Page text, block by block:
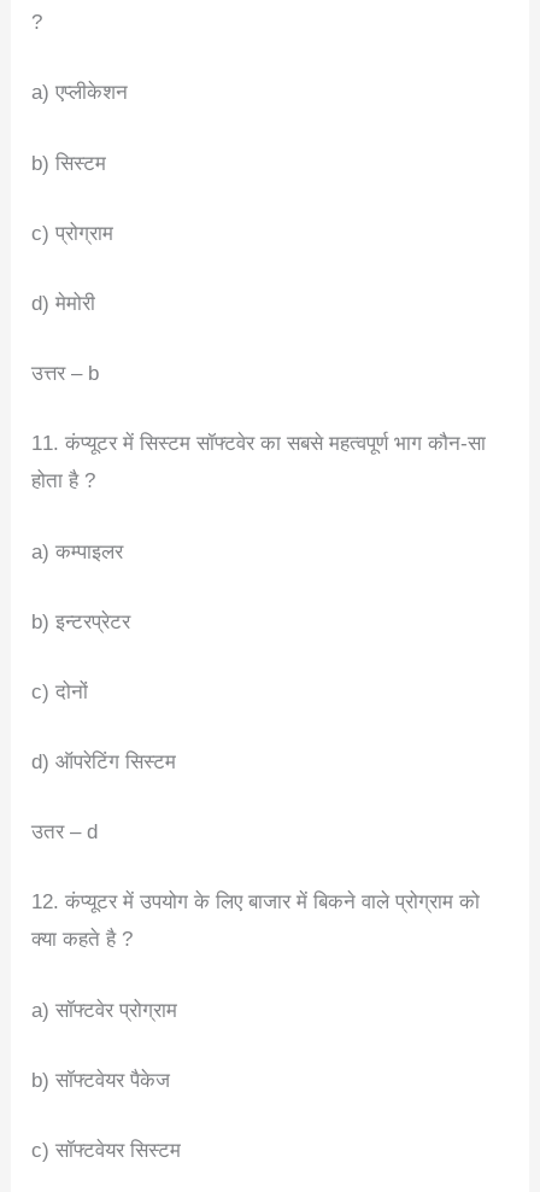
?
a) एप्लीकेशन
b) सिस्टम
c) प्रोग्राम
d) मेमोरी
उत्तर – b
11. कंप्यूटर में सिस्टम सॉफ्टवेर का सबसे महत्वपूर्ण भाग कौन-सा
होता है ?
a) कम्पाइलर
b) इन्टरप्रेटर
c) दोनों
d) ऑपरेटिंग सिस्टम
उतर – d
12. कंप्यूटर में उपयोग के लिए बाजार में बिकने वाले प्रोग्राम को
क्या कहते है ?
a) सॉफ्टवेर प्रोग्राम
b) सॉफ्टवेयर पैकेज
c) सॉफ्टवेयर सिस्टम